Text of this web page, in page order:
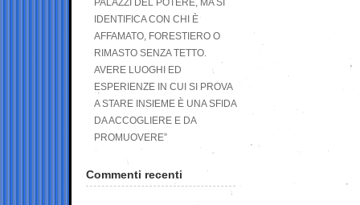
PALAZZI DEL POTERE, MA SI
IDENTIFICA CON CHI È
AFFAMATO, FORESTIERO O
RIMASTO SENZA TETTO.
AVERE LUOGHI ED
ESPERIENZE IN CUI SI PROVA
A STARE INSIEME È UNA SFIDA
DA ACCOGLIERE E DA
PROMUOVERE”
Commenti recenti